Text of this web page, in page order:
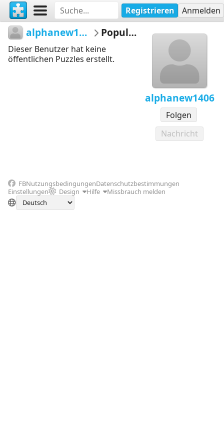
Registrieren Anmelden
alphanew1406
Folgen
Nachricht
alphanew1406 Popular
Dieser Benutzer hat keine
öffentlichen Puzzles erstellt.
FBNutzungsbedingungenDatenschutzbestimmungen
Einstellungen
Design Hilfe Missbrauch melden